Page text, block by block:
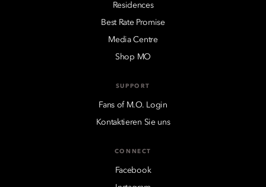
Residences
Best Rate Promise
Media Centre
Shop MO
SUPPORT
Fans of M.O. Login
Kontaktieren Sie uns
CONNECT
Facebook